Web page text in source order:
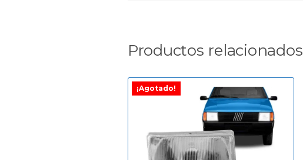
Productos relacionados
¡Agotado!